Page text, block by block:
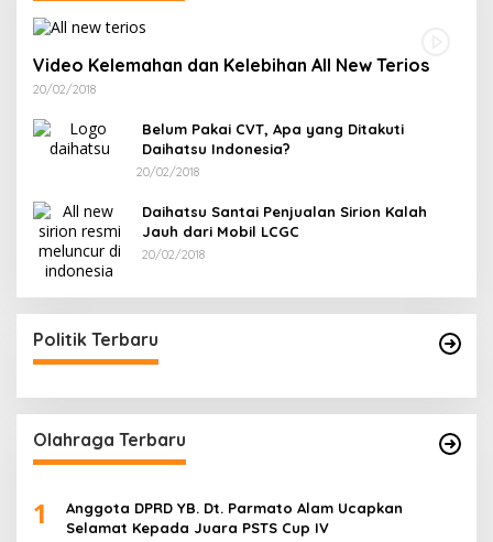
Video Kelemahan dan Kelebihan All New Terios
20/02/2018
Belum Pakai CVT, Apa yang Ditakuti
Daihatsu Indonesia?
20/02/2018
Daihatsu Santai Penjualan Sirion Kalah
Jauh dari Mobil LCGC
20/02/2018
Politik Terbaru
Olahraga Terbaru
1
Anggota DPRD YB. Dt. Parmato Alam Ucapkan
Selamat Kepada Juara PSTS Cup IV